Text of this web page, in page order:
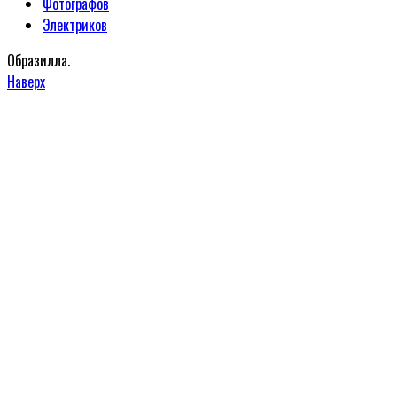
Электриков
Образилла.
Наверх